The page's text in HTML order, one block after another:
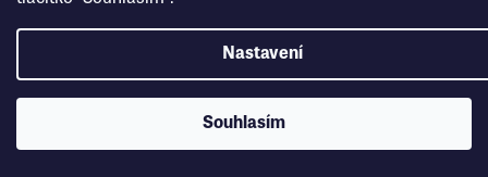
Nastavení
Souhlasím